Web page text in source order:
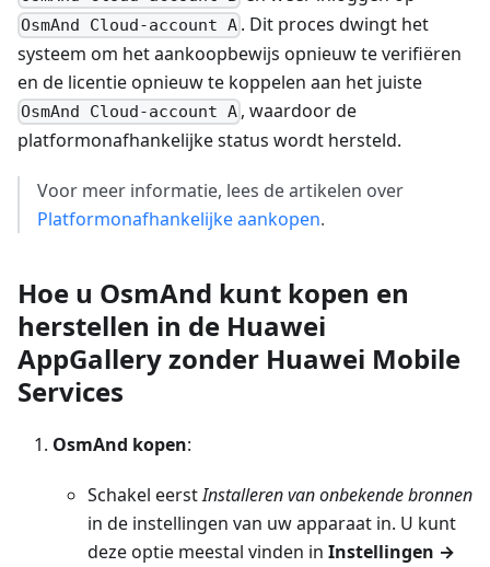
OsmAnd Cloud-account A . Dit proces dwingt het
systeem om het aankoopbewijs opnieuw te verifiëren
en de licentie opnieuw te koppelen aan het juiste
OsmAnd Cloud-account A , waardoor de
platformonafhankelijke status wordt hersteld.
Voor meer informatie, lees de artikelen over
Platformonafhankelijke aankopen.
Hoe u OsmAnd kunt kopen en
herstellen in de Huawei
AppGallery zonder Huawei Mobile
Services
OsmAnd kopen:
Schakel eerstInstalleren van onbekende bronnen
in de instellingen van uw apparaat in. U kunt
deze optie meestal vinden in Instellingen →